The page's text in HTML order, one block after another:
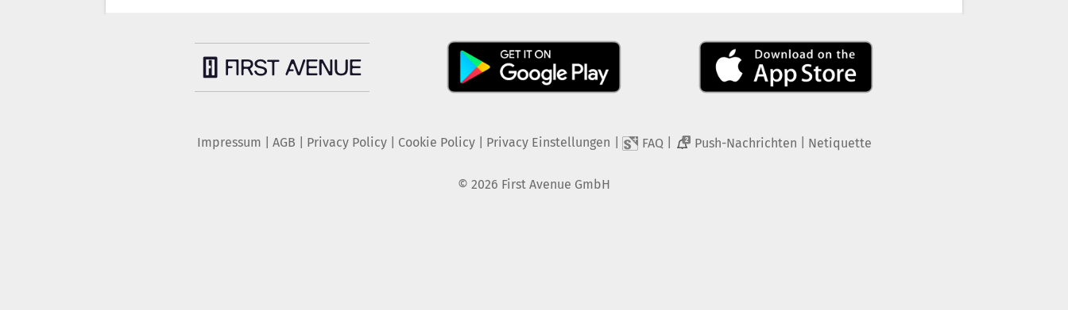
Impressum AGB Privacy Policy| Cookie Policy| Privacy Einstellungen FAQ 2 Push-Nachrichten Netiquette
© 2026 First Avenue GmbH